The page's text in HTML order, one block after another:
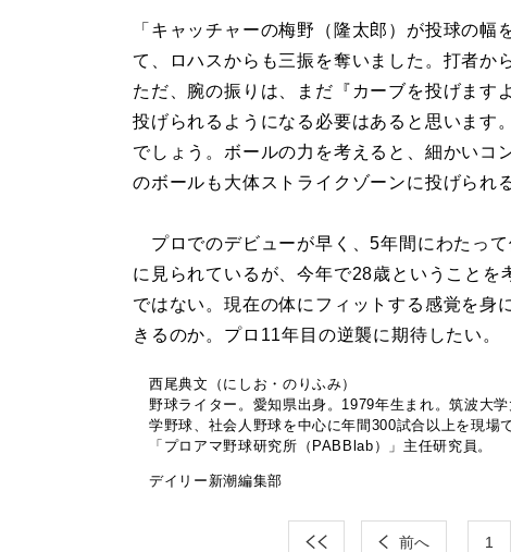
「キャッチャーの梅野（隆太郎）が投球の
て、ロハスからも三振を奪いました。打者か
ただ、腕の振りは、まだ『カーブを投げます
投げられるようになる必要はあると思います
でしょう。ボールの力を考えると、細かいコ
のボールも大体ストライクゾーンに投げられ
プロでのデビューが早く、5年間にわたっ
に見られているが、今年で28歳ということ
ではない。現在の体にフィットする感覚を身
きるのか。プロ11年目の逆襲に期待したい。
西尾典文（にしお・のりふみ）
野球ライター。愛知県出身。1979年生まれ。筑波大
学野球、社会人野球を中心に年間300試合以上を現
「プロアマ野球研究所（PABBlab）」主任研究員。
デイリー新潮編集部
前へ 1